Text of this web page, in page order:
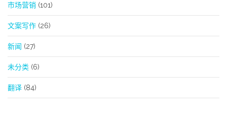
市场营销 (101)
文案写作 (26)
新闻 (27)
未分类 (6)
翻译 (84)